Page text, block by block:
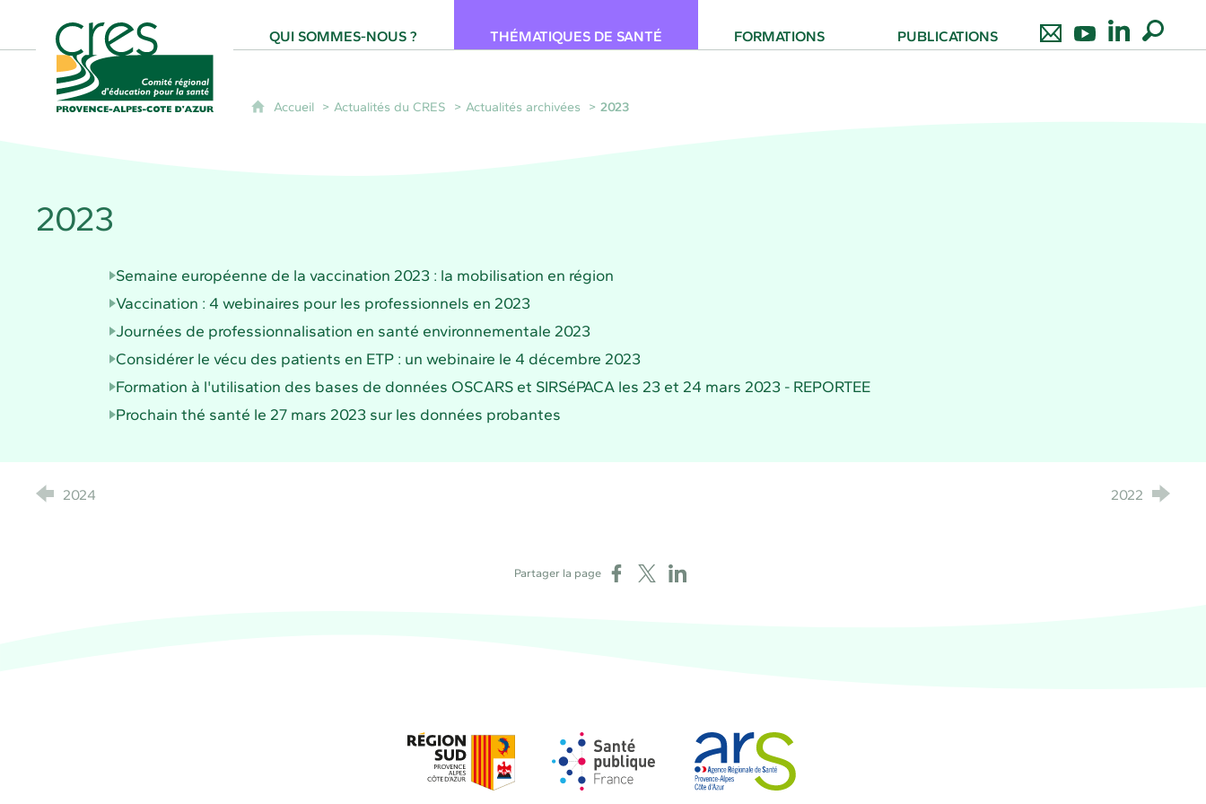
QUI SOMMES-NOUS ?
THÉMATIQUES DE SANTÉ FORMATIONS PUBLICATIONS
Accueil Actualités du CRES Actualités archivées 2023
2023
Semaine européenne de la vaccination 2023 : la mobilisation en région
Vaccination : 4 webinaires pour les professionnels en 2023
Journées de professionnalisation en santé environnementale 2023
Considérer le vécu des patients en ETP : un webinaire le 4 décembre 2023
Formation à l'utilisation des bases de données OSCARS et SIRSéPACA les 23 et 24 mars 2023 - REPORTEE
Prochain thé santé le 27 mars 2023 sur les données probantes
2024 2022
Partager la page Partager sur Facebook
Partager sur XPartager sur LinkedIn
Région Sud Santé publique FranceAgence régionale de santé PACA